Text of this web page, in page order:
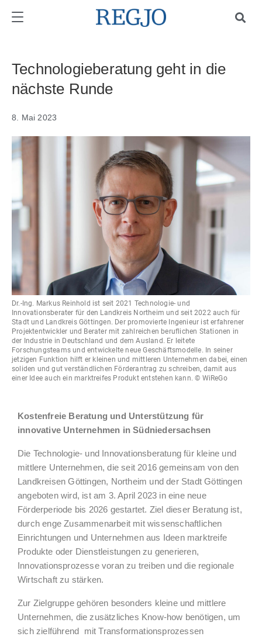
Technologieberatung geht in die
nächste Runde
8. Mai 2023
Dr.-Ing. Markus Reinhold ist seit 2021 Technologie- und
Innovationsberater für den Landkreis Northeim und seit 2022 auch für
Stadt und Landkreis Göttingen. Der promovierte Ingenieur ist erfahrener
Projektentwickler und Berater mit zahlreichen beruflichen Stationen in
der Industrie in Deutschland und dem Ausland. Er leitete
Forschungsteams und entwickelte neue Geschäftsmodelle. In seiner
jetzigen Funktion hilft er kleinen und mittleren Unternehmen dabei, einen
soliden und gut verständlichen Förderantrag zu schreiben, damit aus
einer Idee auch ein marktreifes Produkt entstehen kann. © WiReGo
Kostenfreie Beratung und Unterstützung für
innovative Unternehmen in Südniedersachsen
Die Technologie- und Innovationsberatung für kleine und
mittlere Unternehmen, die seit 2016 gemeinsam von den
Landkreisen Göttingen, Northeim und der Stadt Göttingen
angeboten wird, ist am 3. April 2023 in eine neue
Förderperiode bis 2026 gestartet. Ziel dieser Beratung ist,
durch enge Zusammenarbeit mit wissenschaftlichen
Einrichtungen und Unternehmen aus Ideen marktreife
Produkte oder Dienstleistungen zu generieren,
Innovationsprozesse voran zu treiben und die regionale
Wirtschaft zu stärken.
Zur Zielgruppe gehören besonders kleine und mittlere
Unternehmen, die zusätzliches Know-how benötigen, um
sich zielführend
mit Transformationsprozessen